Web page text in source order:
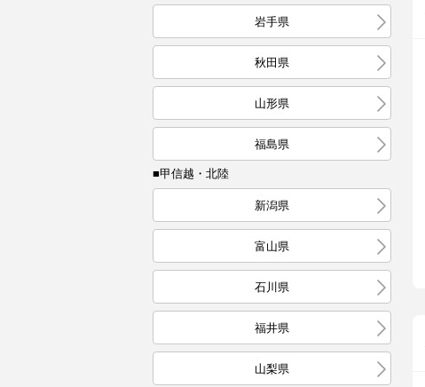
岩手県
秋田県
山形県
福島県
■甲信越・北陸
新潟県
富山県
石川県
福井県
山梨県